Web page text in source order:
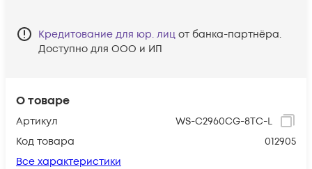
О товаре
Артикул
WS-C2960CG-8TC-L
Код товара
012905
Все характеристики
Кредитование для юр. лиц от банка-партнёра.
Доступно для ООО и ИП